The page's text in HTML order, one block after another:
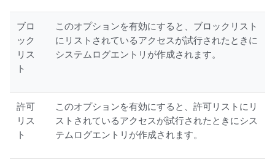
ブロ
ック
リス
ト
このオプションを有効にすると、ブロックリスト
にリストされているアクセスが試行されたときに
システムログエントリが作成されます。
許可
リス
ト
このオプションを有効にすると、許可リストにリ
ストされているアクセスが試行されたときにシス
テムログエントリが作成されます。